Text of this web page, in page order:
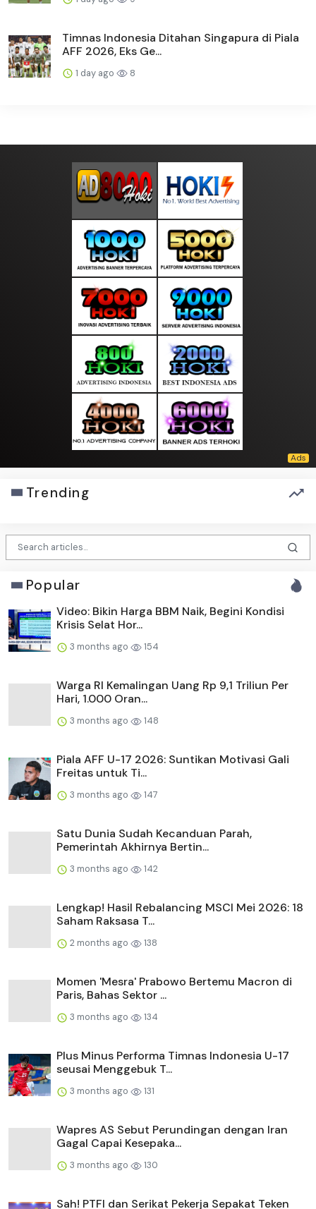
Timnas Indonesia Ditahan Singapura di Piala
AFF 2026, Eks Ge...
1 day ago 8
Trending
Popular
Video: Bikin Harga BBM Naik, Begini Kondisi
Krisis Selat Hor...
3 months ago 154
Warga RI Kemalingan Uang Rp 9,1 Triliun Per
Hari, 1.000 Oran...
3 months ago 148
Piala AFF U-17 2026: Suntikan Motivasi Gali
Freitas untuk Ti...
3 months ago 147
Satu Dunia Sudah Kecanduan Parah,
Pemerintah Akhirnya Bertin...
3 months ago 142
Lengkap! Hasil Rebalancing MSCI Mei 2026: 18
Saham Raksasa T...
2 months ago 138
Momen 'Mesra' Prabowo Bertemu Macron di
Paris, Bahas Sektor ...
3 months ago 134
Plus Minus Performa Timnas Indonesia U-17
seusai Menggebuk T...
3 months ago 131
Wapres AS Sebut Perundingan dengan Iran
Gagal Capai Kesepaka...
3 months ago 130
Sah! PTFI dan Serikat Pekerja Sepakat Teken